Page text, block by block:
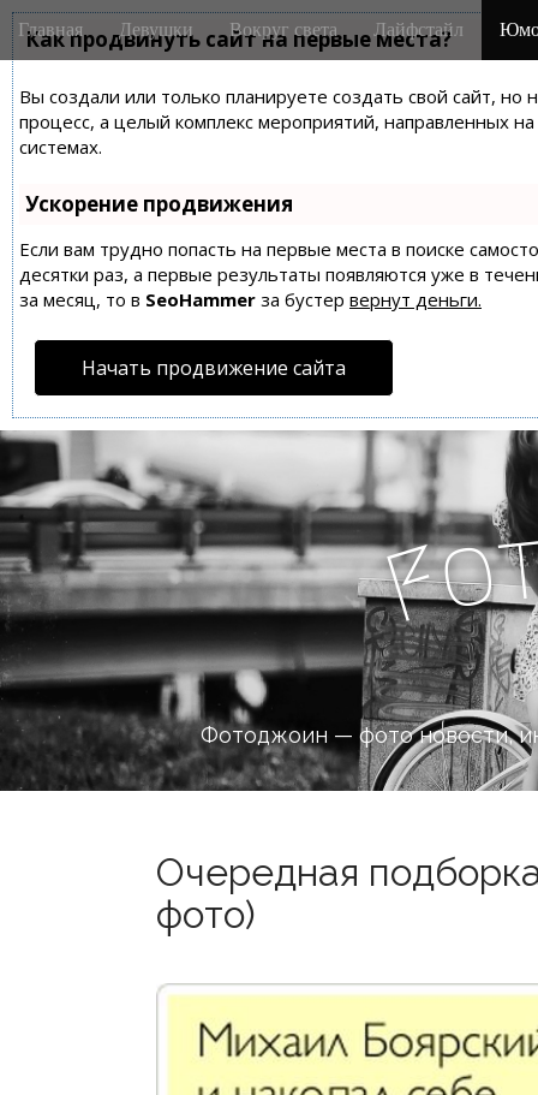
Как продвинуть сайт на первые места?
Вы создали или только планируете создать свой сайт,
процесс, а целый комплекс мероприятий, направленных
системах.
Ускорение продвижения
Если вам трудно попасть на первые места в поиске
десятки раз, а первые результаты появляются уже в
за месяц, то в SeoHammer за бустер вернут деньги.
Начать продвижение сайта
M
a
n
m
e
n
u
i
Главная Девушки Вокруг света Лайфстайл
Fo
Фотоджоин — фото новости,
Очередная
фото)